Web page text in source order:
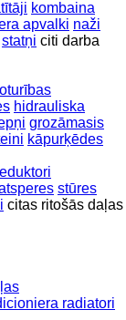
kombaina
apvalki naži
statņi citi darba
hidrauliska
grozāmasis
kāpurķēdes
stūres
citas ritošās daļas
radiatori